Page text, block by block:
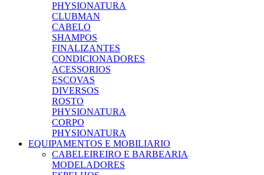
PHYSIONATURA
CLUBMAN
CABELO
SHAMPOS
FINALIZANTES
CONDICIONADORES
ACESSORIOS
ESCOVAS
DIVERSOS
ROSTO
PHYSIONATURA
CORPO
PHYSIONATURA
EQUIPAMENTOS E MOBILIARIO
CABELEIREIRO E BARBEARIA
MODELADORES